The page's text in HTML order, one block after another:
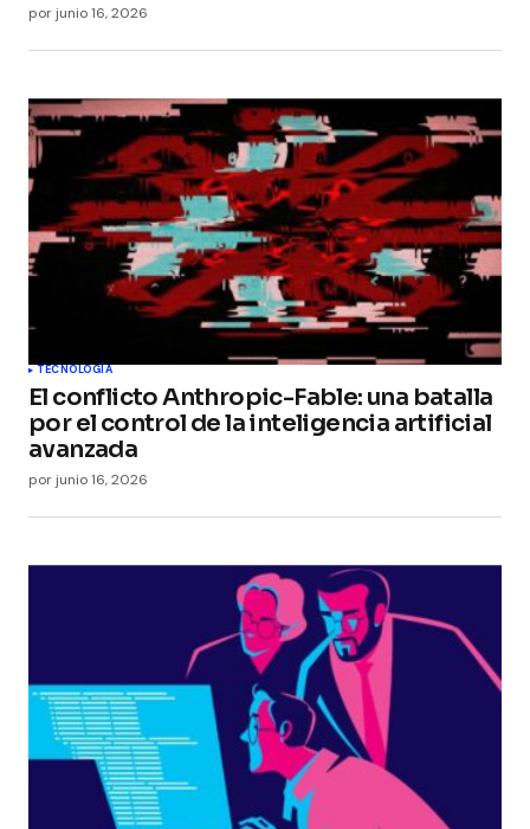
por junio 16, 2026
TECNOLOGÍA
El conflicto Anthropic-Fable: una batalla
por el control de la inteligencia artificial
avanzada
por junio 16, 2026